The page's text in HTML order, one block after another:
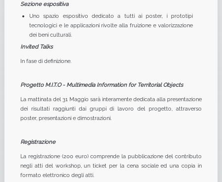
Sezione espositiva
Uno spazio espositivo dedicato a tutti ai poster, i prototipi
tecnologici e le applicazioni rivolte alla fruizione e valorizzazione
dei beni culturali.
Invited Talks
In fase di definizione.
Progetto M.I.T.O - Multimedia Information for Territorial Objects
La mattinata del 31 Maggio sarà interamente dedicata alla presentazione
dei risultati raggiunti dai gruppi di lavoro del progetto, attraverso
poster, presentazioni e dimostrazioni.
Registrazione
La registrazione (200 euro) comprende la pubblicazione del contributo
negli atti del workshop, un ticket per la cena sociale ed una copia in
formato elettronico degli atti.